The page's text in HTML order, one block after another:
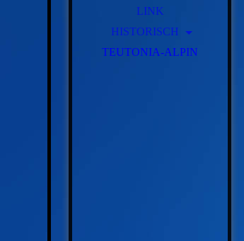
LINK
HISTORISCH
GESCHICHTE
TEUTONIA-ALPIN